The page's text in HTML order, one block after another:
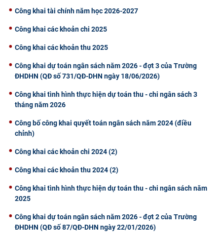
Công khai tài chính năm học 2026-2027
Công khai các khoản chi 2025
Công khai các khoản thu 2025
Công khai dự toán ngân sách năm 2026 - đợt 3 của Trường
ĐHDHN (QĐ số 731/QĐ-DHN ngày 18/06/2026)
Công khai tình hình thực hiện dự toán thu - chi ngân sách 3
tháng năm 2026
Công bố công khai quyết toán ngân sách năm 2024 (điều
chỉnh)
Công khai các khoản chi 2024 (2)
Công khai các khoản thu 2024 (2)
Công khai tình hình thực hiện dự toán thu - chi ngân sách năm
2025
Công khai dự toán ngân sách năm 2026 - đợt 2 của Trường
ĐHDHN (QĐ số 87/QĐ-DHN ngày 22/01/2026)